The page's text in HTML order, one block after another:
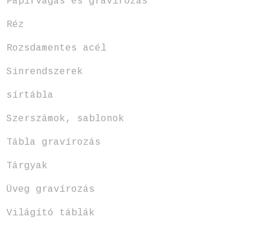
Réz
Rozsdamentes acél
Sinrendszerek
sírtábla
Szerszámok, sablonok
Tábla gravírozás
Tárgyak
Üveg gravírozás
Világító táblák